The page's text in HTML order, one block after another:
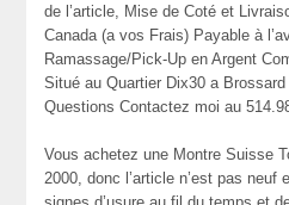
de l’article, Mise de Coté et
Canada (a vos Frais) Payable à
Ramassage/Pick-Up en Argent
Situé au Quartier Dix30 a
Questions Contactez moi au
Vous achetez une Montre Suisse
2000, donc l’article n’est pas neuf